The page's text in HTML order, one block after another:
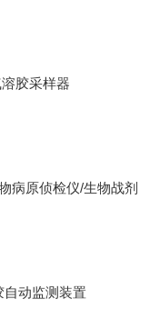
胶采样器
病原侦检仪/生物战剂
自动监测装置